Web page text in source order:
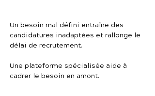
Un besoin mal défini entraîne des
candidatures inadaptées et rallonge le
délai de recrutement.
Une plateforme spécialisée aide à
cadrer le besoin en amont.